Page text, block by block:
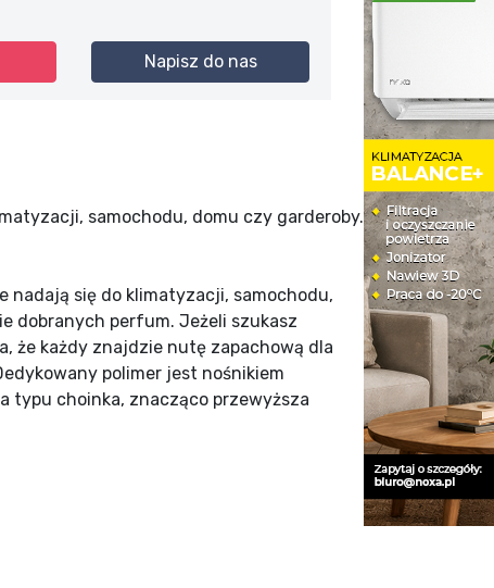
Napisz do nas
samochodu, domu czy garderoby.
nadają się do klimatyzacji, samochodu,
dobranych perfum. Jeżeli szukasz
że każdy znajdzie nutę zapachową dla
polimer jest nośnikiem
typu choinka, znacząco przewyższa